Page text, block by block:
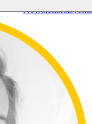
NewslettersEvents